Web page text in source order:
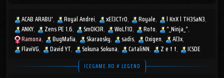
ACAB ARABU' Royal Andrei xEl3CTr0 Royale
l KnX l TH3SaN3
ANKY
Zens PE 1.6 Sm0K3R WoLf10 Roto
^_Ninja_^
Ramona
BugMafia Skaraosky sadis Oxigen
Al3x
FlaviVG
David YT Sokuna Sokuna CataliNN Z e t t ICSDE
ICEGAME.RO # LEGEND